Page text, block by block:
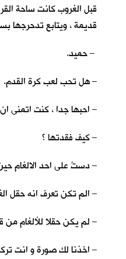
قبل الغروب كانت ساحة
قديمة ، ويتابع تدحرجها
– حميد.
– هل تحب لعب كرة القدم.
– احبها جدا ، كنت اتمنى
– كيف فقدتها ؟
– دستُ على احد الالغام
– الم تكن تعرف انه حقل
– لم يكن حقلا للألغام من
– اخذنا لك صورة و انت